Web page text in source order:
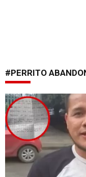
#PERRITO
Gran héroe